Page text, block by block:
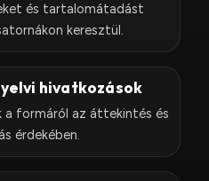
és tartalomátadást
keresztül.
hivatkozások
a formáról az áttekintés és
érdekében.